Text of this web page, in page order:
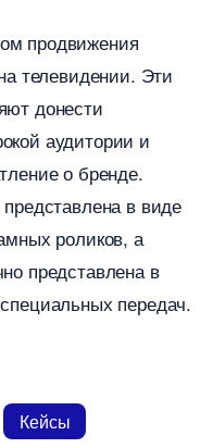
продвижения
телевидении. Эти
донести
аудитории и
о бренде.
в виде
роликов, а
представлена
передач.
Кейсы